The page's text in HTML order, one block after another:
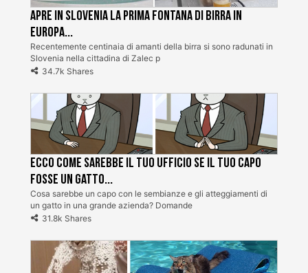
Apre in Slovenia la prima fontana di birra in
Europa...
Recentemente centinaia di amanti della birra si sono radunati in
Slovenia nella cittadina di Zalec p
34.7k Shares
Ecco come sarebbe il tuo ufficio se il tuo capo
fosse un gatto...
Cosa sarebbe un capo con le sembianze e gli atteggiamenti di
un gatto in una grande azienda? Domande
31.8k Shares